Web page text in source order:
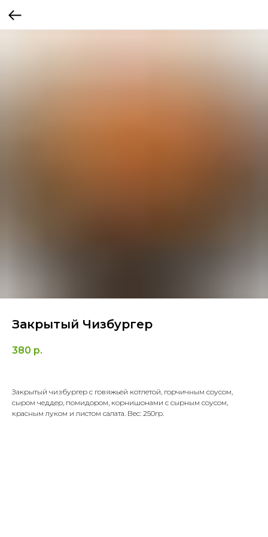
Закрытый Чизбургер
380 р.
Закрытый чизбургер с говяжьей котлетой, горчичным соусом,
сыром чеддер, помидором, корнишонами с сырным соусом,
красным луком и листом салата. Вес: 250гр.